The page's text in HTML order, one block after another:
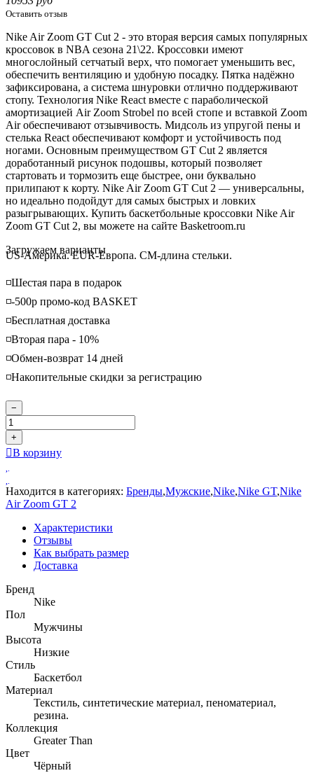
Оставить отзыв
Nike Air Zoom GT Cut 2 - это вторая версия самых популярных
кроссовок в NBA сезона 21\22. Кроссовки имеют
многослойный сетчатый верх, что помогает уменьшить вес,
обеспечить вентиляцию и удобную посадку. Пятка надёжно
зафиксирована, а система шнуровки отлично поддерживают
стопу. Технология Nike React вместе с параболической
амортизацией Air Zoom Strobel по всей стопе и вставкой Zoom
Air обеспечивают отзывчивость. Мидсоль из упругой пены и
стелька React обеспечивают комфорт и устойчивость под
ногами. Основным преимуществом GT Cut 2 является
доработанный рисунок подошвы, который позволяет
стартовать и тормозить еще быстрее, они буквально
прилипают к корту. Nike Air Zoom GT Cut 2 — универсальны,
но идеально подойдут для самых быстрых и ловких
разыгрывающих. Купить баскетбольные кроссовки Nike Air
Zoom GT Cut 2, вы можете на сайте Basketroom.ru
Loading...
Загружаем варианты
US-Америка. EUR-Европа. CM-длина стельки.
◽️Шестая пара в подарок
◽️-500р промо-код BASKET
◽️Бесплатная доставка
◽️Вторая пара - 10%
◽️Обмен-возврат 14 дней
◽️Накопительные скидки за регистрацию
−
+
В корзину
Находится в категориях: Бренды,Мужские,Nike,Nike GT,Nike
Air Zoom GT 2
Характеристики
Отзывы
Как выбрать размер
Доставка
Бренд
Nike
Пол
Мужчины
Высота
Низкие
Стиль
Баскетбол
Материал
Текстиль, синтетические материал, пеноматериал,
резина.
Коллекция
Greater Than
Цвет
Чёрный